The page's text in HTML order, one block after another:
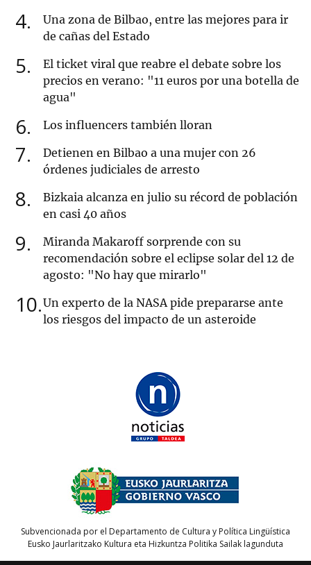
4
Una zona de Bilbao, entre las mejores para ir
de cañas del Estado
5
El ticket viral que reabre el debate sobre los
precios en verano: "11 euros por una botella de
agua"
6 Los influencers también lloran
7
Detienen en Bilbao a una mujer con 26
órdenes judiciales de arresto
8
Bizkaia alcanza en julio su récord de población
en casi 40 años
9
Miranda Makaroff sorprende con su
recomendación sobre el eclipse solar del 12 de
agosto: "No hay que mirarlo"
10 Un experto de la NASA pide prepararse ante
los riesgos del impacto de un asteroide
Subvencionada por el Departamento de Cultura y Política Lingüística
Eusko Jaurlaritzako Kultura eta Hizkuntza Politika Sailak lagunduta